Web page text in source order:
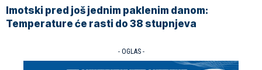
Imotski pred još jednim paklenim danom:
Temperature će rasti do 38 stupnjeva
- OGLAS -